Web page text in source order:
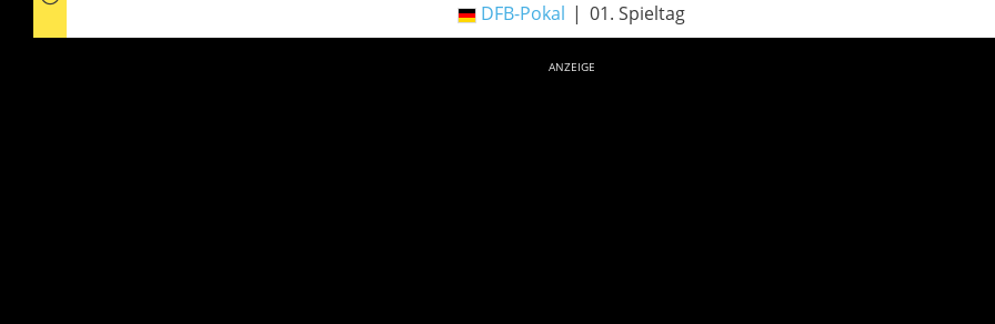
DFB-Pokal 01. Spieltag
ANZEIGE